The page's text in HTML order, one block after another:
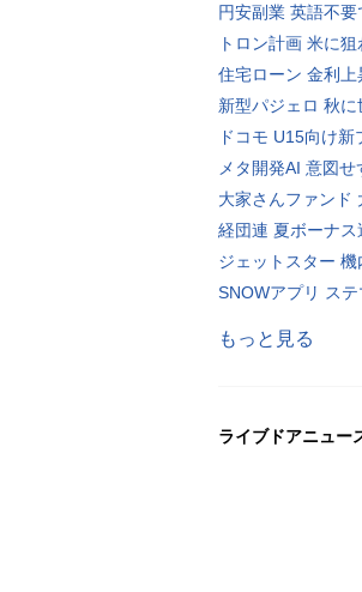
円安副業 英語不
トロン計画 米に
住宅ローン 金利
新型パジェロ 秋
ドコモ U15向け新
メタ開発AI 意図せ
大家さんファンド
経団連 夏ボーナ
ジェットスター 機
SNOWアプリ ス
もっと見る
ライブドアニュー